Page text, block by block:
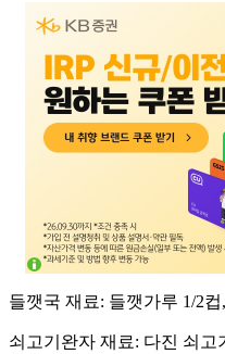
들깻국 재료: 들깻가루 1/2
쇠고기완자 재료: 다진 쇠고